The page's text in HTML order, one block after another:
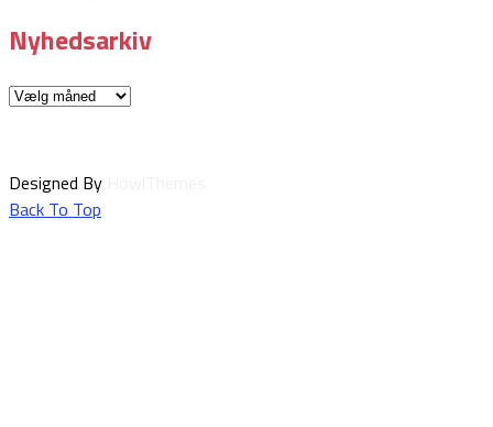
Nyhedsarkiv
Nyhedsarkiv
Designed By
Back To Top